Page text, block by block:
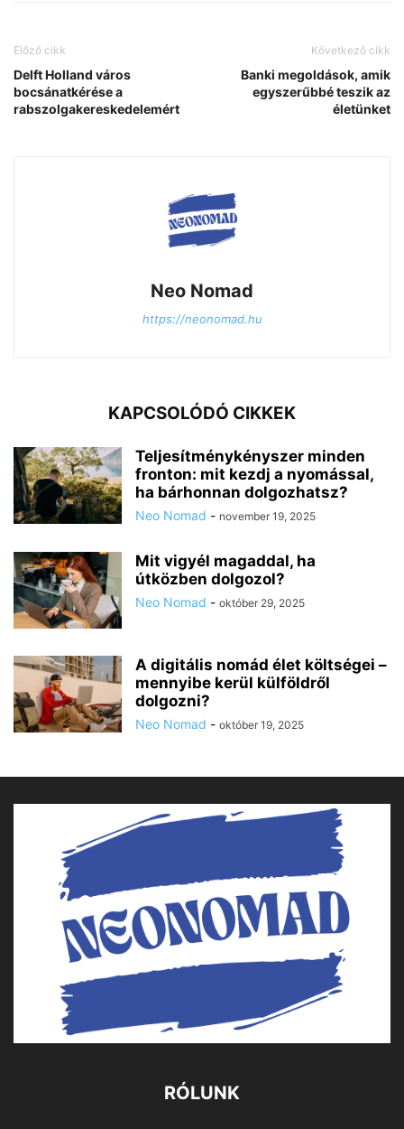
Előző cikk
Delft Holland város
bocsánatkérése a
rabszolgakereskedelemért
Következő cikk
Banki megoldások, amik
egyszerűbbé teszik az
életünket
Neo Nomad
https://neonomad.hu
KAPCSOLÓDÓ CIKKEK
Teljesítménykényszer minden
fronton: mit kezdj a nyomással,
ha bárhonnan dolgozhatsz?
Neo Nomad - november 19, 2025
Mit vigyél magaddal, ha
útközben dolgozol?
Neo Nomad - október 29, 2025
A digitális nomád élet költségei –
mennyibe kerül külföldről
dolgozni?
Neo Nomad - október 19, 2025
RÓLUNK